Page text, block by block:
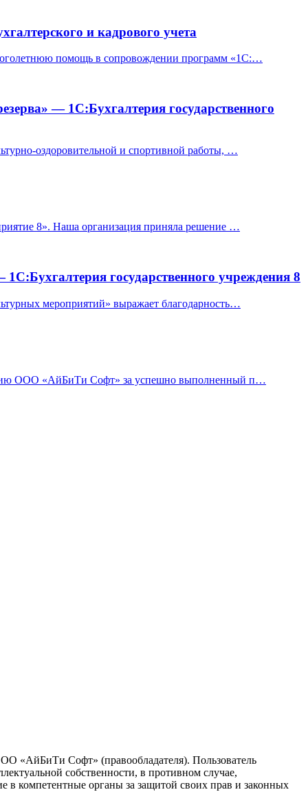
и кадрового учета
помощь в сопровождении программ «1С:…
— 1С:Бухгалтерия государственного
оздоровительной и спортивной работы, …
8». Наша организация приняла решение …
государственного учреждения 8
мероприятий» выражает благодарность…
ООО «АйБиТи Софт» за успешно выполненный п…
«АйБиТи Софт» (правообладателя). Пользователь
собственности, в противном случае,
в компетентные органы за защитой своих прав и законных